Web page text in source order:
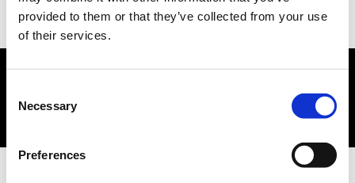
provided to them or that they’ve collected from your use
of their services.
Selection
Necessary
Preferences